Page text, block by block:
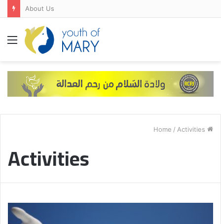
FRANCE-SPAIN-PORTUGAL
Menu
/ Activities
Activities